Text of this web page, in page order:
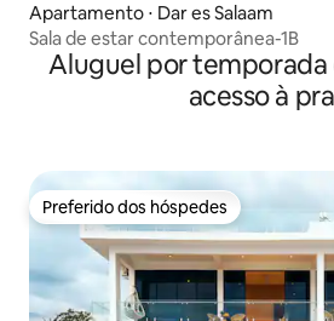
Apartamento ⋅ Dar es Salaam
Sala de estar contemporânea-1B
Aluguel por temporada
acesso à
Preferido dos hóspedes
Preferido dos hóspedes